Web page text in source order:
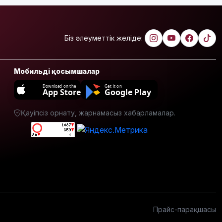
7 тамызға
Тарихқа
мәлім 7
тамыз
Қазақстанда
операциядан
кейінгі
жаңа туған
нәрестелер
Біз әлеуметтік желіде:
Мобильді қосымшалар
Download on the
App Store
Get it on
Google Play
Қауіпсіз орнату, жарнамасыз хабарламалар.
Прайс-парақшасы